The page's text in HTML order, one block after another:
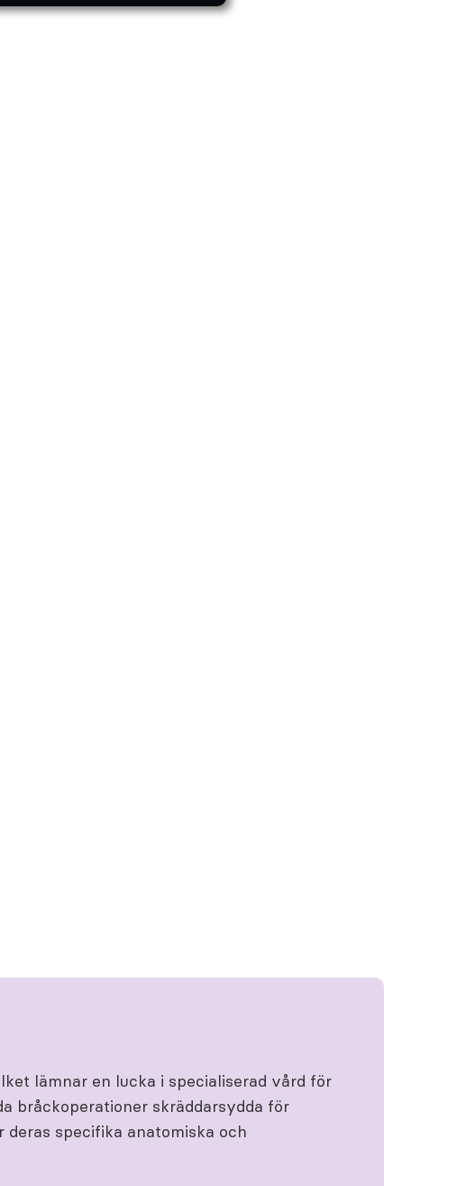
lämnar en lucka i specialiserad vård för
bråckoperationer skräddarsydda för
specifika anatomiska och